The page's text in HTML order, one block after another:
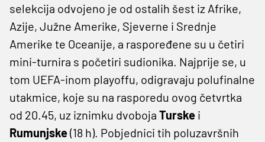
selekcija odvojeno je od ostalih šest iz Afrike,
Azije, Južne Amerike, Sjeverne i Srednje
Amerike te Oceanije, a raspoređene su u četiri
mini-turnira s početiri sudionika. Najprije se, u
tom UEFA-inom playoffu, odigravaju polufinalne
utakmice, koje su na rasporedu ovog četvrtka
od 20.45, uz iznimku dvoboja Turske i
Rumunjske(18 h). Pobjednici tih poluzavršnih